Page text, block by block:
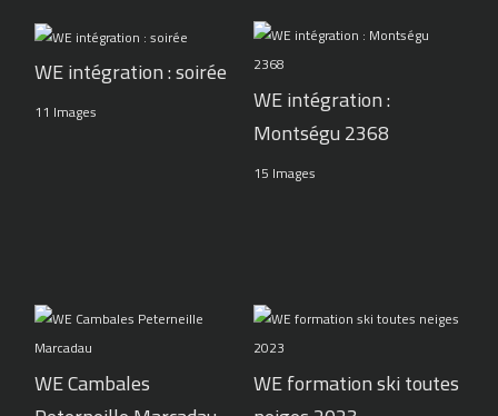
WE intégration : soirée
11 Images
WE intégration :
Montségu 2368
15 Images
WE Cambales
WE formation ski toutes